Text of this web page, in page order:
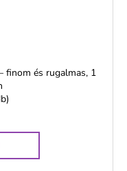
finom és rugalmas, 1